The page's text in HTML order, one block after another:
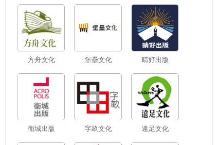
方舟文化 堡壘文化 晴好出版
衛城出版 字畝文化 遠足文化